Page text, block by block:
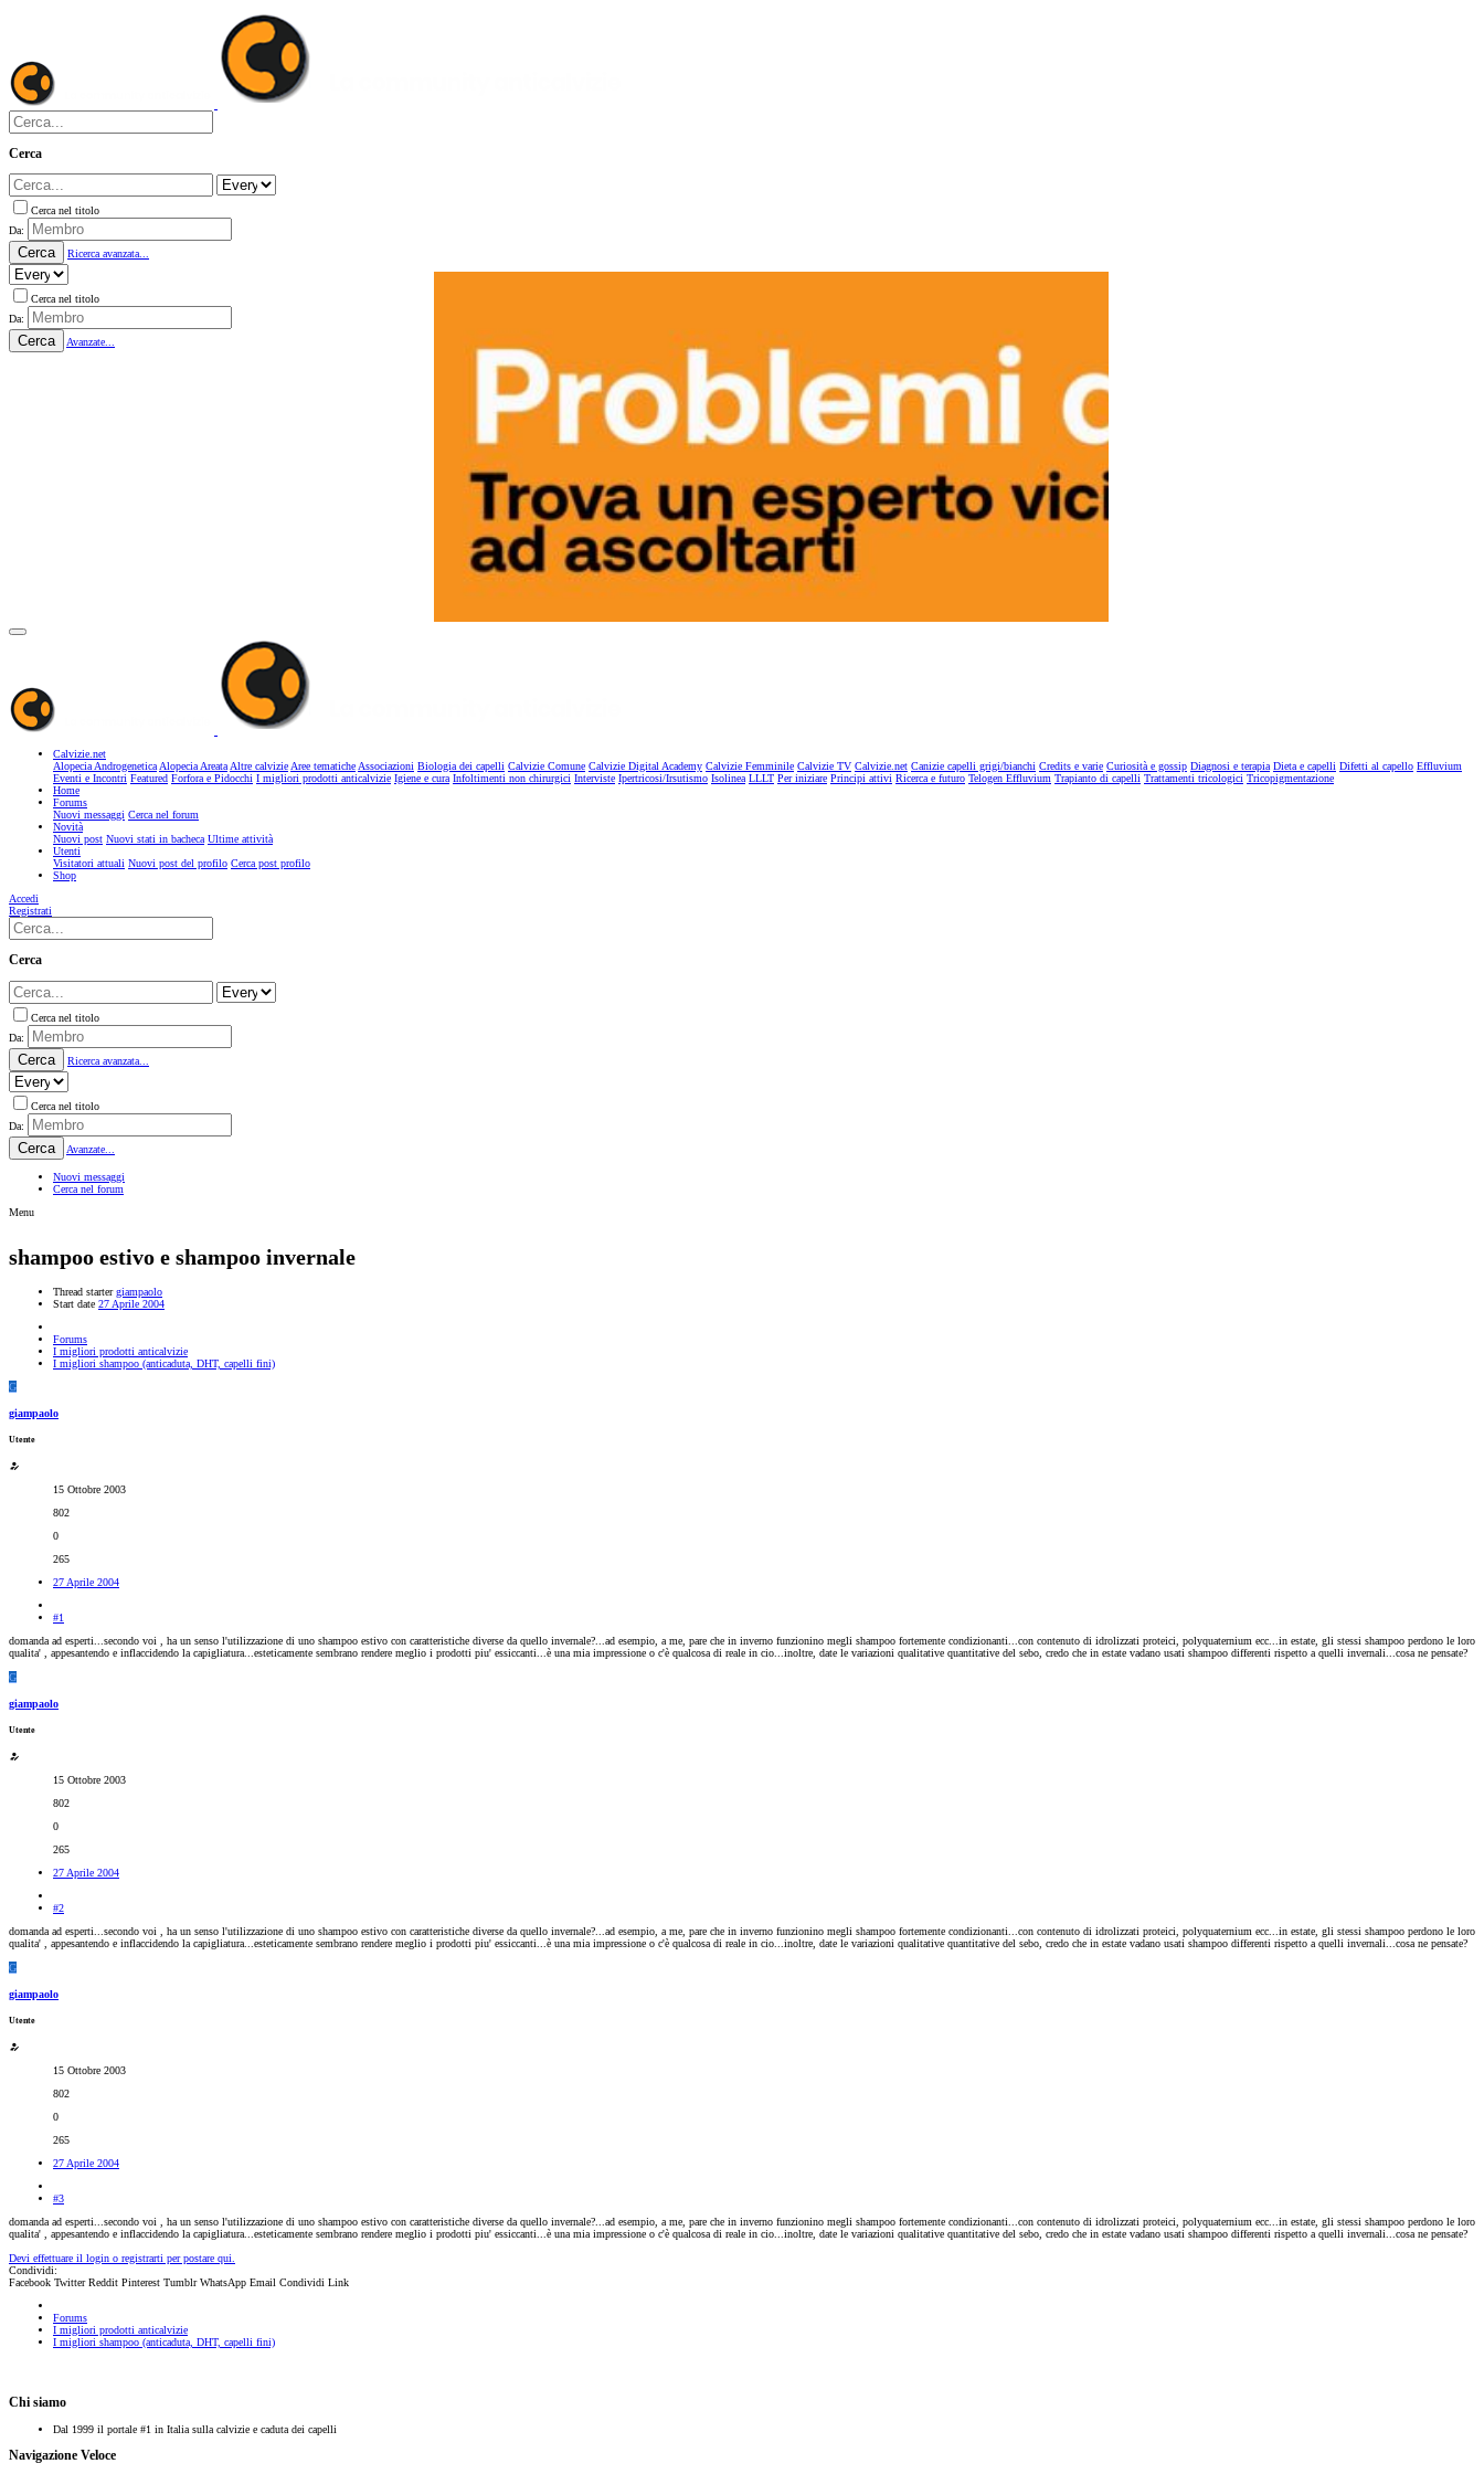
Cerca
Cerca nel titolo
Da:
Cerca Ricerca avanzata...
Cerca nel titolo
Da:
Cerca Avanzate...
Calvizie.net
Alopecia AndrogeneticaAlopecia AreataAltre calvizieAree tematicheAssociazioni Biologia dei capelli Calvizie Comune Calvizie Digital Academy Calvizie Femminile Calvizie TV Calvizie.net Canizie capelli grigi/bianchi Credits e varie Curiosità e gossip Diagnosi e terapia Dieta e capelli Difetti al capello Effluvium
Eventi e Incontri Featured Forfora e Pidocchi I migliori prodotti anticalvizie Igiene e cura Infoltimenti non chirurgici Interviste Ipertricosi/Irsutismo Isolinea LLLT Per iniziare Principi attivi Ricerca e futuro Telogen Effluvium Trapianto di capelli Trattamenti tricologici Tricopigmentazione
Home
Forums
Nuovi messaggi Cerca nel forum
Novità
Nuovi post Nuovi stati in bacheca Ultime attività
Utenti
Visitatori attuali Nuovi post del profilo Cerca post profilo
Shop
Accedi
Registrati
Cerca
Cerca nel titolo
Da:
Cerca Ricerca avanzata...
Cerca nel titolo
Da:
Cerca Avanzate...
Nuovi messaggi
Cerca nel forum
Menu
shampoo estivo e shampoo invernale
Thread starter giampaolo
Start date 27 Aprile 2004
Forums
I migliori prodotti anticalvizie
I migliori shampoo (anticaduta, DHT, capelli fini)
G
giampaolo
Utente
15 Ottobre 2003
802
0
265
27 Aprile 2004
#1
domanda ad esperti...secondo voi , ha un senso l'utilizzazione di uno shampoo estivo con caratteristiche diverse da quello invernale?...ad esempio, a me, pare che in inverno funzionino megli shampoo fortemente condizionanti...con contenuto di idrolizzati proteici, polyquaternium ecc...in estate, gli stessi shampoo perdono le loro
qualita' , appesantendo e inflaccidendo la capigliatura...esteticamente sembrano rendere meglio i prodotti piu' essiccanti...è una mia impressione o c'è qualcosa di reale in cio...inoltre, date le variazioni qualitative quantitative del sebo, credo che in estate vadano usati shampoo differenti rispetto a quelli invernali...cosa ne pensate?
G
giampaolo
Utente
15 Ottobre 2003
802
0
265
27 Aprile 2004
#2
domanda ad esperti...secondo voi , ha un senso l'utilizzazione di uno shampoo estivo con caratteristiche diverse da quello invernale?...ad esempio, a me, pare che in inverno funzionino megli shampoo fortemente condizionanti...con contenuto di idrolizzati proteici, polyquaternium ecc...in estate, gli stessi shampoo perdono le loro
qualita' , appesantendo e inflaccidendo la capigliatura...esteticamente sembrano rendere meglio i prodotti piu' essiccanti...è una mia impressione o c'è qualcosa di reale in cio...inoltre, date le variazioni qualitative quantitative del sebo, credo che in estate vadano usati shampoo differenti rispetto a quelli invernali...cosa ne pensate?
G
giampaolo
Utente
15 Ottobre 2003
802
0
265
27 Aprile 2004
#3
domanda ad esperti...secondo voi , ha un senso l'utilizzazione di uno shampoo estivo con caratteristiche diverse da quello invernale?...ad esempio, a me, pare che in inverno funzionino megli shampoo fortemente condizionanti...con contenuto di idrolizzati proteici, polyquaternium ecc...in estate, gli stessi shampoo perdono le loro
qualita' , appesantendo e inflaccidendo la capigliatura...esteticamente sembrano rendere meglio i prodotti piu' essiccanti...è una mia impressione o c'è qualcosa di reale in cio...inoltre, date le variazioni qualitative quantitative del sebo, credo che in estate vadano usati shampoo differenti rispetto a quelli invernali...cosa ne pensate?
Devi effettuare il login o registrarti per postare qui.
Condividi:
Facebook Twitter Reddit Pinterest Tumblr WhatsApp Email Condividi Link
Forums
I migliori prodotti anticalvizie
I migliori shampoo (anticaduta, DHT, capelli fini)
Chi siamo
Dal 1999 il portale #1 in Italia sulla calvizie e caduta dei capelli
Navigazione Veloce